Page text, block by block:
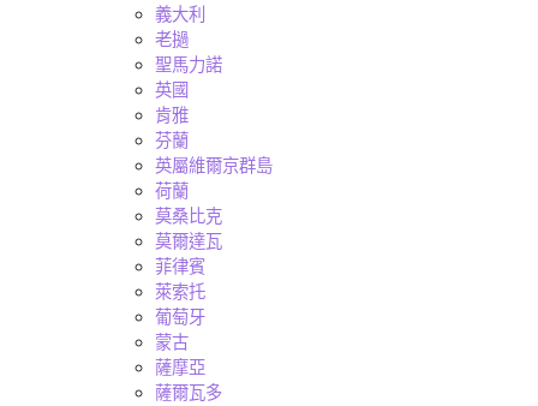
義大利
老撾
聖馬力諾
英國
肯雅
芬蘭
英屬維爾京群島
荷蘭
莫桑比克
莫爾達瓦
菲律賓
萊索托
葡萄牙
蒙古
薩摩亞
薩爾瓦多